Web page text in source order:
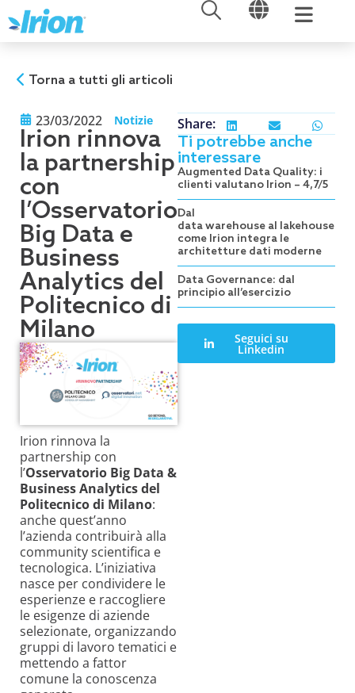
al
contenuto
APRI APRI
Torna a tutti gli articoli
23/03/2022 Notizie
Irion rinnova
la partnership
con
l’Osservatorio
Big Data e
Business
Analytics del
Politecnico di
Milano
Irion rinnova la
partnership con
l’Osservatorio Big Data &
Business Analytics del
Politecnico di Milano:
anche quest’anno
l’azienda contribuirà alla
community scientifica e
tecnologica. L’iniziativa
nasce per condividere le
esperienze e raccogliere
le esigenze di aziende
selezionate, organizzando
gruppi di lavoro tematici e
mettendo a fattor
comune la conoscenza
Share:
Ti potrebbe anche
interessare
Augmented Data Quality: i
clienti valutano Irion – 4,7/5
Dal
data warehouse al lakehouse:
come Irion integra le
architetture dati moderne
Data Governance: dal
principio all’esercizio
Seguici su
Linkedin